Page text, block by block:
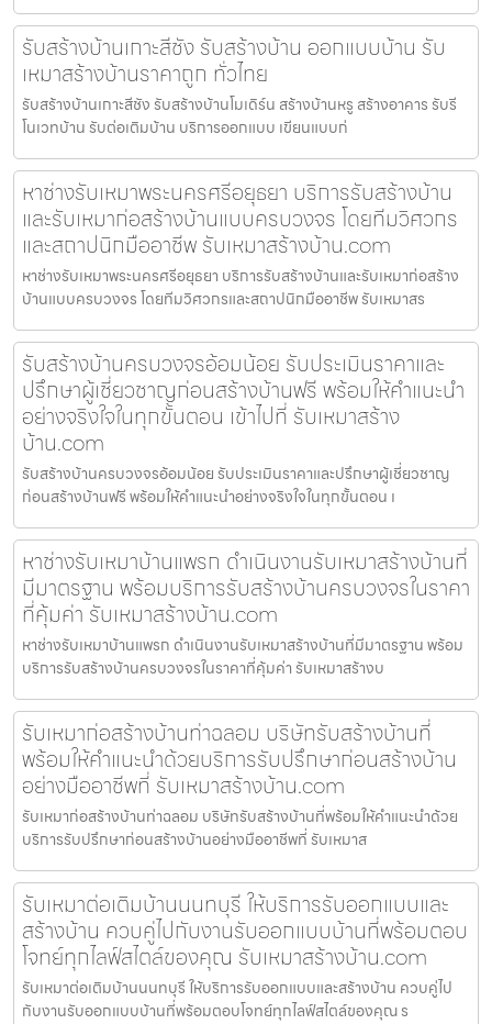
รับสร้างบ้านเกาะสีชัง รับสร้างบ้าน ออกแบบบ้าน รับ
เหมาสร้างบ้านราคาถูก ทั่วไทย
รับสร้างบ้านเกาะสีชัง รับสร้างบ้านโมเดิร์น สร้างบ้านหรู สร้างอาคาร รับรี
โนเวทบ้าน รับต่อเติมบ้าน บริการออกแบบ เขียนแบบก่
หาช่างรับเหมาพระนครศรีอยุธยา บริการรับสร้างบ้าน
และรับเหมาก่อสร้างบ้านแบบครบวงจร โดยทีมวิศวกร
และสถาปนิกมืออาชีพ รับเหมาสร้างบ้าน.com
หาช่างรับเหมาพระนครศรีอยุธยา บริการรับสร้างบ้านและรับเหมาก่อสร้าง
บ้านแบบครบวงจร โดยทีมวิศวกรและสถาปนิกมืออาชีพ รับเหมาสร
รับสร้างบ้านครบวงจรอ้อมน้อย รับประเมินราคาและ
ปรึกษาผู้เชี่ยวชาญก่อนสร้างบ้านฟรี พร้อมให้คำแนะนำ
อย่างจริงใจในทุกขั้นตอน เข้าไปที่ รับเหมาสร้าง
บ้าน.com
รับสร้างบ้านครบวงจรอ้อมน้อย รับประเมินราคาและปรึกษาผู้เชี่ยวชาญ
ก่อนสร้างบ้านฟรี พร้อมให้คำแนะนำอย่างจริงใจในทุกขั้นตอน เ
หาช่างรับเหมาบ้านแพรก ดำเนินงานรับเหมาสร้างบ้านที่
มีมาตรฐาน พร้อมบริการรับสร้างบ้านครบวงจรในราคา
ที่คุ้มค่า รับเหมาสร้างบ้าน.com
หาช่างรับเหมาบ้านแพรก ดำเนินงานรับเหมาสร้างบ้านที่มีมาตรฐาน พร้อม
บริการรับสร้างบ้านครบวงจรในราคาที่คุ้มค่า รับเหมาสร้างบ
รับเหมาก่อสร้างบ้านท่าฉลอม บริษัทรับสร้างบ้านที่
พร้อมให้คำแนะนำด้วยบริการรับปรึกษาก่อนสร้างบ้าน
อย่างมืออาชีพที่ รับเหมาสร้างบ้าน.com
รับเหมาก่อสร้างบ้านท่าฉลอม บริษัทรับสร้างบ้านที่พร้อมให้คำแนะนำด้วย
บริการรับปรึกษาก่อนสร้างบ้านอย่างมืออาชีพที่ รับเหมาส
รับเหมาต่อเติมบ้านนนทบุรี ให้บริการรับออกแบบและ
สร้างบ้าน ควบคู่ไปกับงานรับออกแบบบ้านที่พร้อมตอบ
โจทย์ทุกไลฟ์สไตล์ของคุณ รับเหมาสร้างบ้าน.com
รับเหมาต่อเติมบ้านนนทบุรี ให้บริการรับออกแบบและสร้างบ้าน ควบคู่ไป
กับงานรับออกแบบบ้านที่พร้อมตอบโจทย์ทุกไลฟ์สไตล์ของคุณ ร